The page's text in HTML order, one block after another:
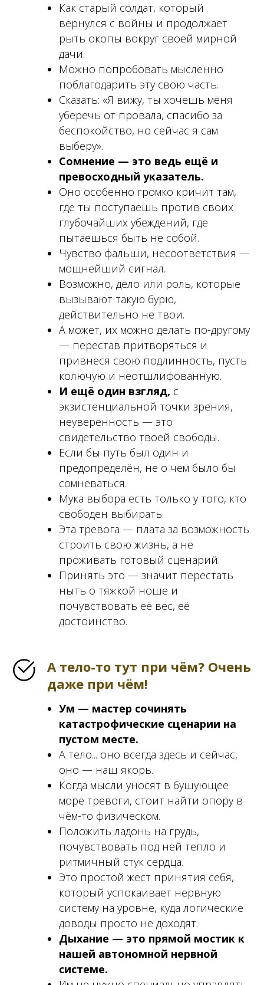
Как старый солдат, который
вернулся с войны и продолжает
рыть окопы вокруг своей мирной
дачи.
Можно попробовать мысленно
поблагодарить эту свою часть.
Сказать: «Я вижу, ты хочешь меня
уберечь от провала, спасибо за
беспокойство, но сейчас я сам
выберу».
Сомнение — это ведь ещё и
превосходный указатель.
Оно особенно громко кричит там,
где ты поступаешь против своих
глубочайших убеждений, где
пытаешься быть не собой.
Чувство фальши, несоответствия —
мощнейший сигнал.
Возможно, дело или роль, которые
вызывают такую бурю,
действительно не твои.
А может, их можно делать по-другому
— перестав притворяться и
привнеся свою подлинность, пусть
колючую и неотшлифованную.
И ещё один взгляд, с
экзистенциальной точки зрения,
неуверенность — это
свидетельство твоей свободы.
Если бы путь был один и
предопределён, не о чем было бы
сомневаться.
Мука выбора есть только у того, кто
свободен выбирать.
Эта тревога — плата за возможность
строить свою жизнь, а не
проживать готовый сценарий.
Принять это — значит перестать
ныть о тяжкой ноше и
почувствовать её вес, её
достоинство.
А тело-то тут при чём? Очень
даже при чём!
Ум — мастер сочинять
катастрофические сценарии на
пустом месте.
А тело... оно всегда здесь и сейчас,
оно — наш якорь.
Когда мысли уносят в бушующее
море тревоги, стоит найти опору в
чём-то физическом.
Положить ладонь на грудь,
почувствовать под ней тепло и
ритмичный стук сердца.
Это простой жест принятия себя,
который успокаивает нервную
систему на уровне, куда логические
доводы просто не доходят.
Дыхание — это прямой мостик к
нашей автономной нервной
системе.